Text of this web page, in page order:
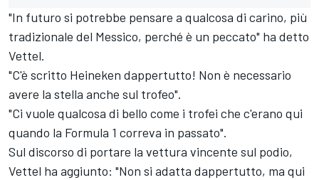
"In futuro si potrebbe pensare a qualcosa di carino, più
tradizionale del Messico, perché è un peccato" ha detto
Vettel.
"C'è scritto Heineken dappertutto! Non è necessario
avere la stella anche sul trofeo".
"Ci vuole qualcosa di bello come i trofei che c'erano qui
quando la Formula 1 correva in passato".
Sul discorso di portare la vettura vincente sul podio,
Vettel ha aggiunto: "Non si adatta dappertutto, ma qui